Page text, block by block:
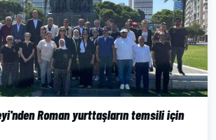
Roman yurttaşların temsili için